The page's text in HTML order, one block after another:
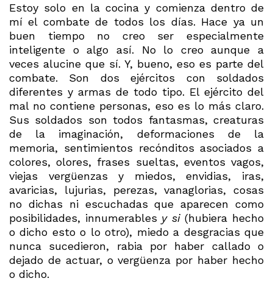
Estoy solo en la cocina y comienza dentro de
mí el combate de todos los días. Hace ya un
buen tiempo no creo ser especialmente
inteligente o algo así. No lo creo aunque a
veces alucine que sí. Y, bueno, eso es parte del
combate. Son dos ejércitos con soldados
diferentes y armas de todo tipo. El ejército del
mal no contiene personas, eso es lo más claro.
Sus soldados son todos fantasmas, creaturas
de la imaginación, deformaciones de la
memoria, sentimientos recónditos asociados a
colores, olores, frases sueltas, eventos vagos,
viejas vergüenzas y miedos, envidias, iras,
avaricias, lujurias, perezas, vanaglorias, cosas
no dichas ni escuchadas que aparecen como
posibilidades, innumerables y si(hubiera hecho
o dicho esto o lo otro), miedo a desgracias que
nunca sucedieron, rabia por haber callado o
dejado de actuar, o vergüenza por haber hecho
o dicho.